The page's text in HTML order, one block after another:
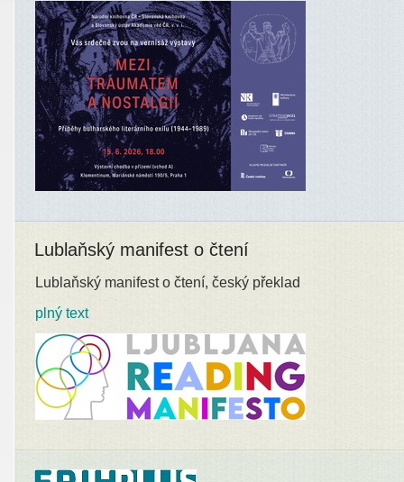
Lublaňský manifest o čtení
Lublaňský manifest o čtení, český překlad
plný text